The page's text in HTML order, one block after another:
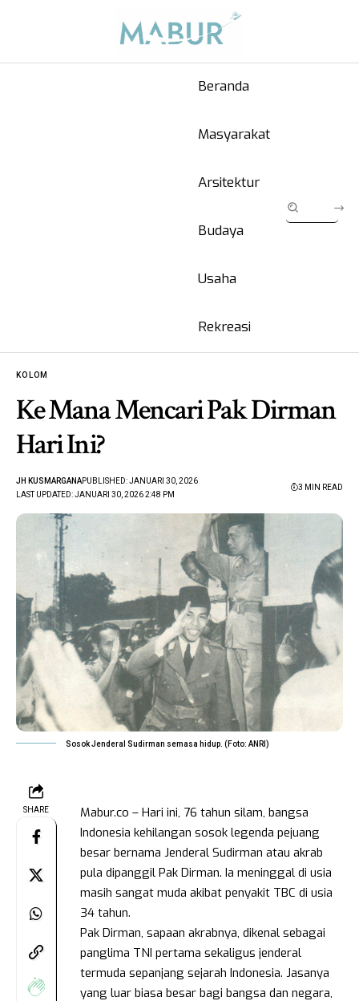
Beranda
Masyarakat
Arsitektur
Budaya
Usaha
Rekreasi
KOLOM
Ke Mana Mencari Pak Dirman
Hari Ini?
LAST UPDATED: JANUARI 30, 2026 2:48 PM
JH KUSMARGANAPUBLISHED: JANUARI 30, 2026
3 MIN READ
Sosok Jenderal Sudirman semasa hidup. (Foto: ANRI)
SHARE
Mabur.co – Hari ini, 76 tahun silam, bangsa
Indonesia kehilangan sosok legenda pejuang
besar bernama Jenderal Sudirman atau akrab
pula dipanggil Pak Dirman. Ia meninggal di usia
masih sangat muda akibat penyakit TBC di usia
34 tahun.
Pak Dirman, sapaan akrabnya, dikenal sebagai
panglima TNI pertama sekaligus jenderal
termuda sepanjang sejarah Indonesia. Jasanya
yang luar biasa besar bagi bangsa dan negara,